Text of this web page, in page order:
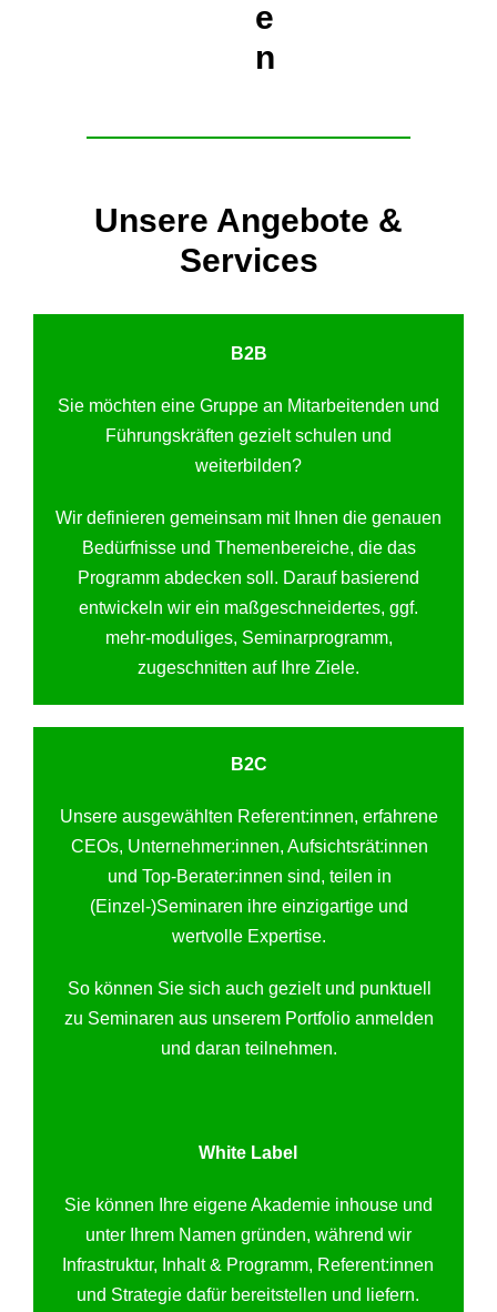
e
n
Unsere Angebote &
Services
B2B
Sie möchten eine Gruppe an Mitarbeitenden und
Führungskräften gezielt schulen und
weiterbilden?
Wir definieren gemeinsam mit Ihnen die genauen
Bedürfnisse und Themenbereiche, die das
Programm abdecken soll. Darauf basierend
entwickeln wir ein maßgeschneidertes, ggf.
mehr-moduliges, Seminarprogramm,
zugeschnitten auf Ihre Ziele.
B2C
Unsere ausgewählten Referent:innen, erfahrene
CEOs, Unternehmer:innen, Aufsichtsrät:innen
und Top-Berater:innen sind, teilen in
(Einzel-)Seminaren ihre einzigartige und
wertvolle Expertise.
So können Sie sich auch gezielt und punktuell
zu Seminaren aus unserem Portfolio anmelden
und daran teilnehmen.
White Label
Sie können Ihre eigene Akademie inhouse und
unter Ihrem Namen gründen, während wir
Infrastruktur, Inhalt & Programm, Referent:innen
und Strategie dafür bereitstellen und liefern.